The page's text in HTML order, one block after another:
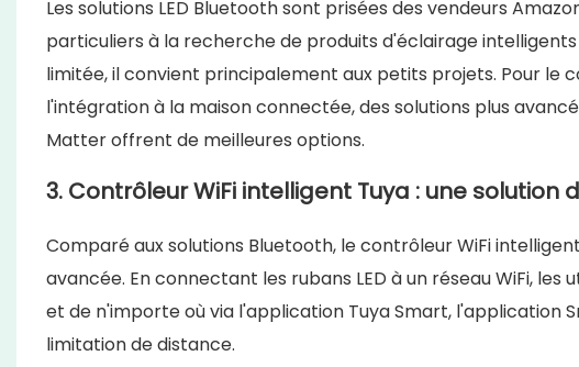
Les solutions LED Bluetooth sont prisées des vendeurs
particuliers à la recherche de produits d'éclairage
limitée, il convient principalement aux petits projets. Pour le
l'intégration à la maison connectée, des solutions plus
Matter offrent de meilleures options.
3. Contrôleur WiFi intelligent Tuya : une
Comparé aux solutions Bluetooth, le contrôleur WiFi
avancée. En connectant les rubans LED à un réseau WiFi,
et de n'importe où via l'application Tuya Smart, l'application
limitation de distance.